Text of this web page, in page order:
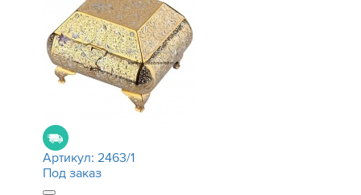
Артикул: 2463/1
Под заказ